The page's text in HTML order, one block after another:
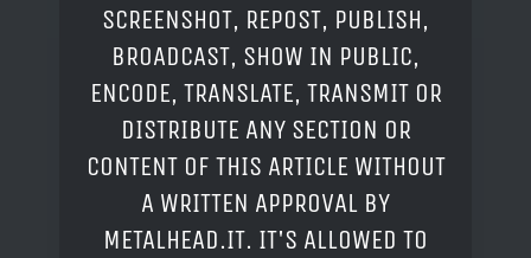
SCREENSHOT, REPOST, PUBLISH,
BROADCAST, SHOW IN PUBLIC,
ENCODE, TRANSLATE, TRANSMIT OR
DISTRIBUTE ANY SECTION OR
CONTENT OF THIS ARTICLE WITHOUT
A WRITTEN APPROVAL BY
METALHEAD.IT. IT'S ALLOWED TO